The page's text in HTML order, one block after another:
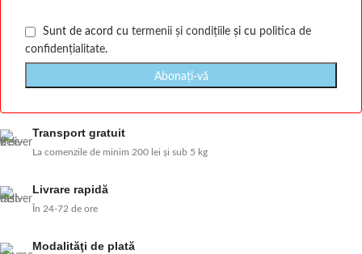
Sunt de acord cu termenii și condițiile și cu politica de
confidențialitate.
Transport gratuit
La comenzile de minim 200 lei și sub 5 kg
Livrare rapidă
În 24-72 de ore
Modalităţi de plată